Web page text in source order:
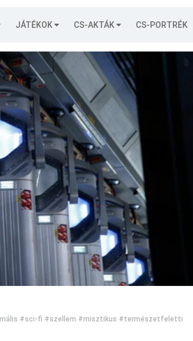
JÁTÉKOK CS-AKTÁK CS-PORTRÉK
#sci-fi #szellem #misztikus #természetfeletti